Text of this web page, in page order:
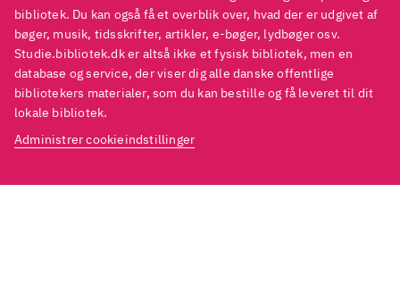
bibliotek. Du kan også få et overblik over, hvad der er udgivet af
bøger, musik, tidsskrifter, artikler, e-bøger, lydbøger osv.
Studie.bibliotek.dk er altså ikke et fysisk bibliotek, men en
database og service, der viser dig alle danske offentlige
bibliotekers materialer, som du kan bestille og få leveret til dit
lokale bibliotek.
Administrer cookieindstillinger